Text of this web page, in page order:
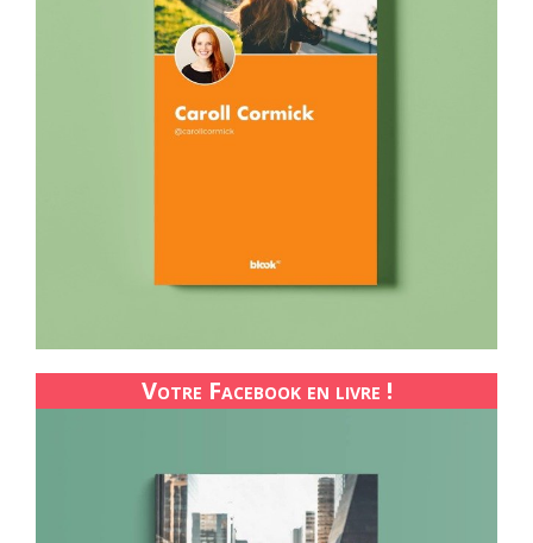
Votre Facebook en livre !